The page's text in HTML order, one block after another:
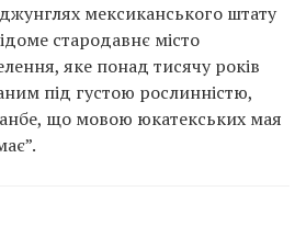
мексиканського штату
стародавнє місто
яке понад тисячу років
під густою рослинністю,
що мовою юкатекських мая